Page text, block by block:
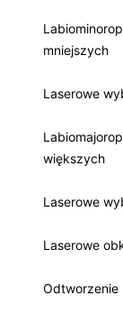
mniejszych
Laserowe
większych
Laserowe
Laserowe
Odtworzenie